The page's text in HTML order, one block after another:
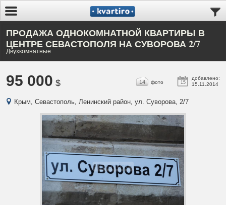
ПРОДАЖА ОДНОКОМНАТНОЙ КВАРТИРЫ В
ЦЕНТРЕ СЕВАСТОПОЛЯ НА СУВОРОВА 2/7
Двухкомнатные
95 000 $ 15
добавлено:
15.11.2014
14 фото
Крым, Севастополь, Ленинский район, ул. Суворова, 2/7